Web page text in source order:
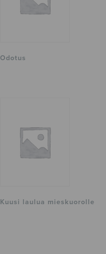
Odotus
Kuusi laulua mieskuorolle